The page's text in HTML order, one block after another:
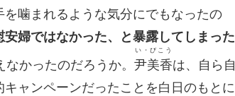
噛まれるような気分にでもなったの
婦ではなかった、と暴露してしまった
かったのだろうか。 尹美香
い・びこう
は、自ら自
ャンペーンだったことを白日のもとに